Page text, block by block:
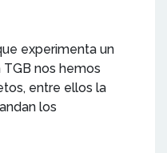
experimenta un
nos hemos
entre ellos la
los